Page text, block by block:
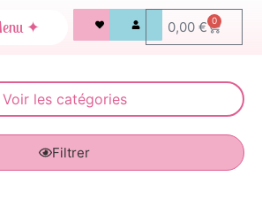
0,00 € 0
Filtrer